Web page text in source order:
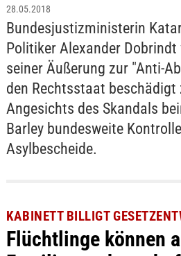
28.05.2018
Bundesjustizministerin
Politiker Alexander
seiner Äußerung zur "Anti-
den Rechtsstaat beschädigt
Angesichts des Skandals
Barley bundesweite
Asylbescheide.
KABINETT BILLIGT
Flüchtlinge können